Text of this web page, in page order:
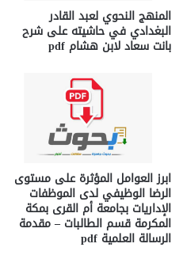
المنهج النحوي لعبد القادر
البغدادي في حاشيته على شرح
بانت سعاد لابن هشام pdf
ابرز العوامل المؤثرة على مستوى
الرضا الوظيفي لدى الموظفات
الإداريات بجامعة أم القرى بمكة
المكرمة قسم الطالبات – مقدمة
الرسالة العلمية pdf